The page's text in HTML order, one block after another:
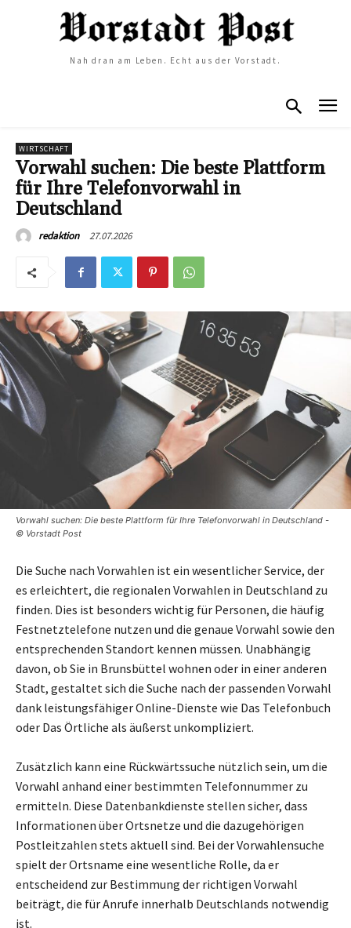
Nah dran am Leben. Echt aus der Vorstadt.
WIRTSCHAFT
Vorwahl suchen: Die beste Plattform
für Ihre Telefonvorwahl in
Deutschland
redaktion 27.07.2026
Vorwahl suchen: Die beste Plattform für Ihre Telefonvorwahl in Deutschland -
© Vorstadt Post
Die Suche nach Vorwahlen ist ein wesentlicher Service, der
es erleichtert, die regionalen Vorwahlen in Deutschland zu
finden. Dies ist besonders wichtig für Personen, die häufig
Festnetztelefone nutzen und die genaue Vorwahl sowie den
entsprechenden Standort kennen müssen. Unabhängig
davon, ob Sie in Brunsbüttel wohnen oder in einer anderen
Stadt, gestaltet sich die Suche nach der passenden Vorwahl
dank leistungsfähiger Online-Dienste wie Das Telefonbuch
oder Das Örtliche als äußerst unkompliziert.
Zusätzlich kann eine Rückwärtssuche nützlich sein, um die
Vorwahl anhand einer bestimmten Telefonnummer zu
ermitteln. Diese Datenbankdienste stellen sicher, dass
Informationen über Ortsnetze und die dazugehörigen
Postleitzahlen stets aktuell sind. Bei der Vorwahlensuche
spielt der Ortsname eine wesentliche Rolle, da er
entscheidend zur Bestimmung der richtigen Vorwahl
beiträgt, die für Anrufe innerhalb Deutschlands notwendig
ist.